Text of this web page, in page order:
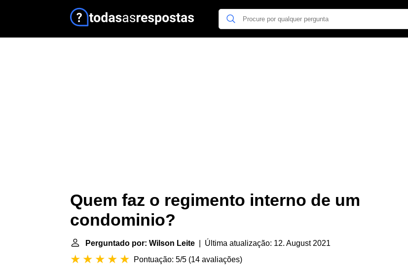
Quem faz o regimento interno de um
condominio?
Perguntado por: Wilson Leite | Última atualização: 12. August 2021
Pontuação: 5/5 (14 avaliações)